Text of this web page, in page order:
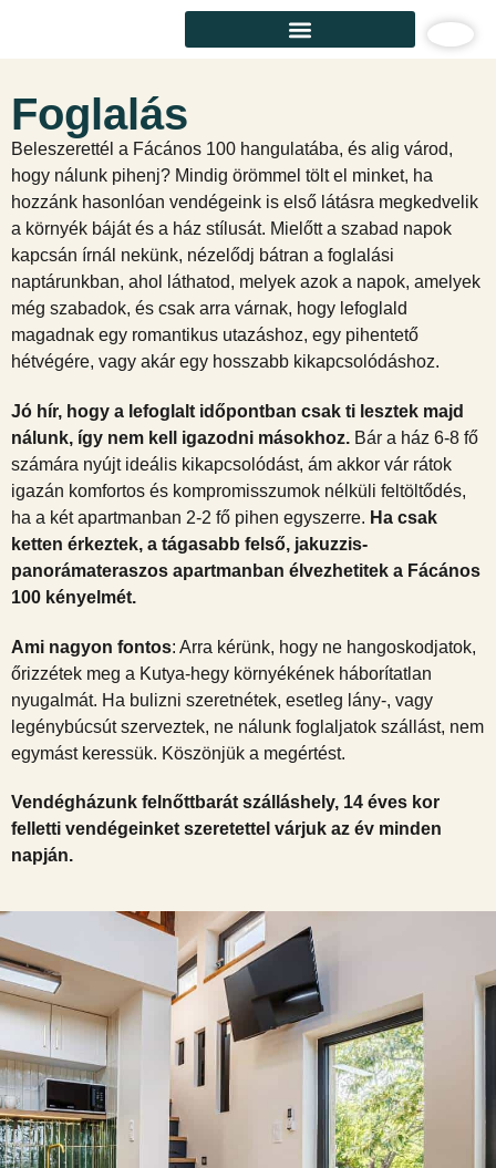
Foglalás
Beleszerettél a Fácános 100 hangulatába, és alig várod,
hogy nálunk pihenj? Mindig örömmel tölt el minket, ha
hozzánk hasonlóan vendégeink is első látásra megkedvelik
a környék báját és a ház stílusát. Mielőtt a szabad napok
kapcsán írnál nekünk, nézelődj bátran a foglalási
naptárunkban, ahol láthatod, melyek azok a napok, amelyek
még szabadok, és csak arra várnak, hogy lefoglald
magadnak egy romantikus utazáshoz, egy pihentető
hétvégére, vagy akár egy hosszabb kikapcsolódáshoz.
Jó hír, hogy a lefoglalt időpontban csak ti lesztek majd
nálunk, így nem kell igazodni másokhoz. Bár a ház 6-8 fő
számára nyújt ideális kikapcsolódást, ám akkor vár rátok
igazán komfortos és kompromisszumok nélküli feltöltődés,
ha a két apartmanban 2-2 fő pihen egyszerre. Ha csak
ketten érkeztek, a tágasabb felső, jakuzzis-
panorámateraszos apartmanban élvezhetitek a Fácános
100 kényelmét.
Ami nagyon fontos: Arra kérünk, hogy ne hangoskodjatok,
őrizzétek meg a Kutya-hegy környékének háborítatlan
nyugalmát. Ha bulizni szeretnétek, esetleg lány-, vagy
legénybúcsút szerveztek, ne nálunk foglaljatok szállást, nem
egymást keressük. Köszönjük a megértést.
Vendégházunk felnőttbarát szálláshely, 14 éves kor
felletti vendégeinket szeretettel várjuk az év minden
napján.